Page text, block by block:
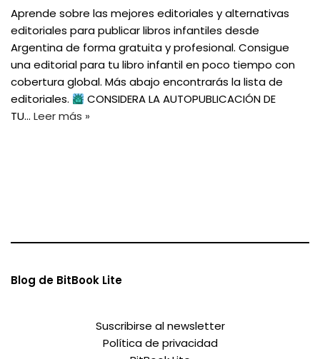
Aprende sobre las mejores editoriales y alternativas
editoriales para publicar libros infantiles desde
Argentina de forma gratuita y profesional. Consigue
una editorial para tu libro infantil en poco tiempo con
cobertura global. Más abajo encontrarás la lista de
editoriales.
CONSIDERA LA AUTOPUBLICACIÓN DE
TU… Leer más »
Blog de BitBook Lite
Suscribirse al newsletter
Política de privacidad